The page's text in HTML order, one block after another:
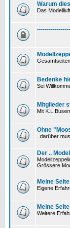
Warum
Das
Bedenke
Sei
Mitglieder
Mit
Ohne
..darüber
Der ..
Grössere
Meine
Eigene
Meine
Weitere